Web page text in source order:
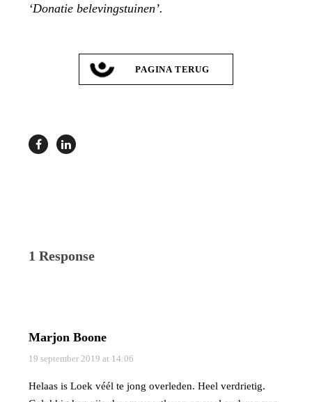
‘Donatie belevingstuinen’.
PAGINA TERUG
1 Response
Marjon Boone
19 september 2019 at 14:06
Helaas is Loek véél te jong overleden. Heel verdrietig.